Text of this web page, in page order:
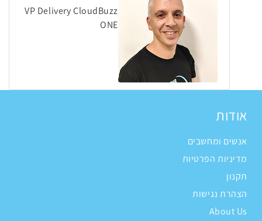
VP Delivery CloudBuzz
ONE
אודות
אנשים ומחשבים
מדיניות הפרטיות
תקנון
הצהרת נגישות
About Us